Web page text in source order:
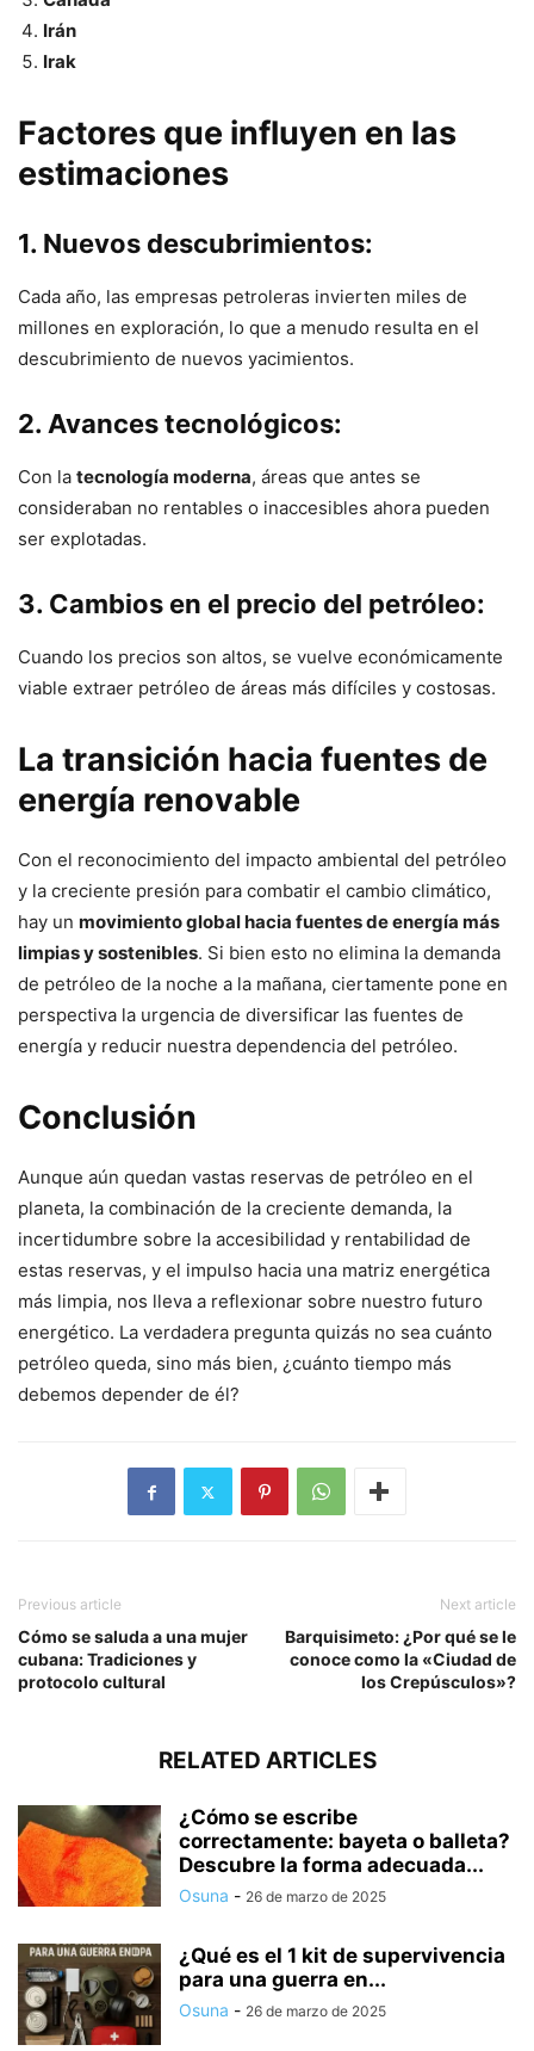
Irán
Irak
Factores que influyen en las
estimaciones
1. Nuevos descubrimientos:
Cada año, las empresas petroleras invierten miles de
millones en exploración, lo que a menudo resulta en el
descubrimiento de nuevos yacimientos.
2. Avances tecnológicos:
Con la tecnología moderna, áreas que antes se
consideraban no rentables o inaccesibles ahora pueden
ser explotadas.
3. Cambios en el precio del petróleo:
Cuando los precios son altos, se vuelve económicamente
viable extraer petróleo de áreas más difíciles y costosas.
La transición hacia fuentes de
energía renovable
Con el reconocimiento del impacto ambiental del petróleo
y la creciente presión para combatir el cambio climático,
hay un movimiento global hacia fuentes de energía más
limpias y sostenibles. Si bien esto no elimina la demanda
de petróleo de la noche a la mañana, ciertamente pone en
perspectiva la urgencia de diversificar las fuentes de
energía y reducir nuestra dependencia del petróleo.
Conclusión
Aunque aún quedan vastas reservas de petróleo en el
planeta, la combinación de la creciente demanda, la
incertidumbre sobre la accesibilidad y rentabilidad de
estas reservas, y el impulso hacia una matriz energética
más limpia, nos lleva a reflexionar sobre nuestro futuro
energético. La verdadera pregunta quizás no sea cuánto
petróleo queda, sino más bien, ¿cuánto tiempo más
debemos depender de él?
Previous article
Cómo se saluda a una mujer
cubana: Tradiciones y
protocolo cultural
Next article
Barquisimeto: ¿Por qué se le
conoce como la «Ciudad de
los Crepúsculos»?
RELATED ARTICLES
¿Cómo se escribe
correctamente: bayeta o balleta?
Descubre la forma adecuada...
Osuna - 26 de marzo de 2025
¿Qué es el 1 kit de supervivencia
para una guerra en...
Osuna - 26 de marzo de 2025